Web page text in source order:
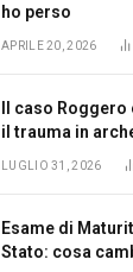
ho perso
APRILE 20, 2026
Il caso
il trauma in
LUGLIO 31, 2026
Esame di
Stato: cosa